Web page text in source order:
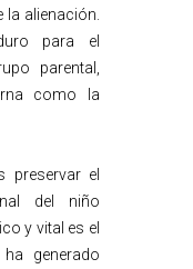
alienación.
para el
parental,
como la
preservar el
del niño
y vital es el
generado